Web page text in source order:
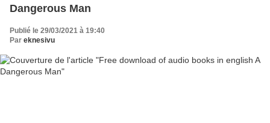
Dangerous Man
Publié le 29/03/2021 à 19:40
Par eknesivu